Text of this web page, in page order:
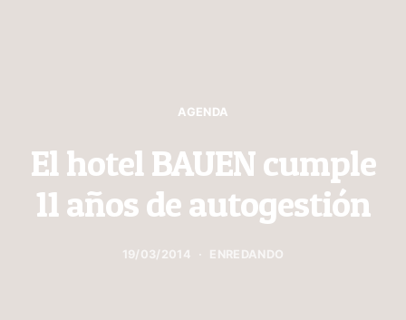
AGENDA
El hotel BAUEN cumple
11 años de autogestión
19/03/2014 ENREDANDO